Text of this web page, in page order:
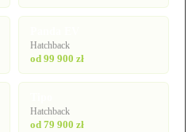
Hatchback
od 99 900 zł
Hatchback
od 79 900 zł